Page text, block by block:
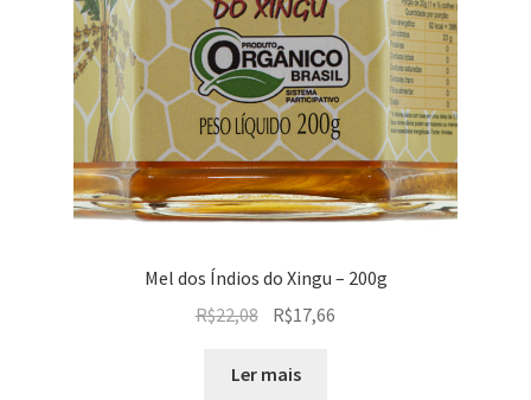
Mel dos Índios do Xingu – 200g
R$22,08
original
R$17,66
Ler mais